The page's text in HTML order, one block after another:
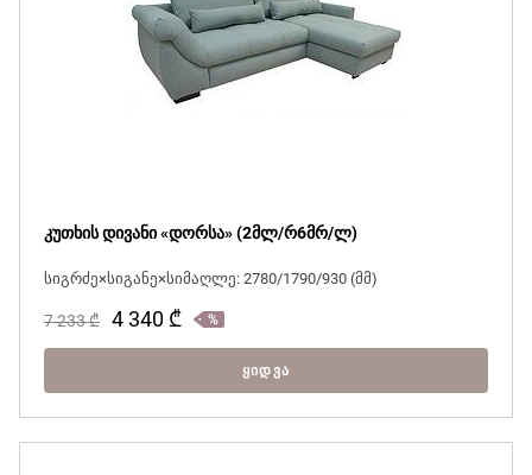
კუთხის დივანი «დორსა» (2მლ/რ6მრ/ლ)
სიგრძე×სიგანე×სიმაღლე: 2780/1790/930 (მმ)
7 233₾ 4 340 ₾
ᲧᲘᲓᲕᲐ